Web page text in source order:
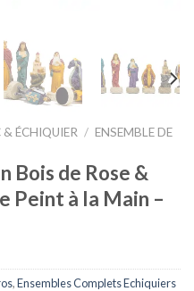
& ÉCHIQUIER / ENSEMBLE DE
Bois de Rose &
Peint à la Main –
,Ensembles Complets Echiquiers